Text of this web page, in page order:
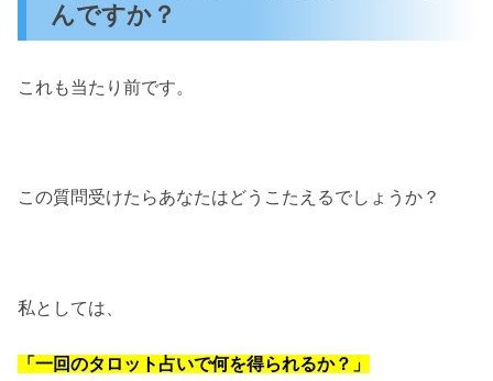
んですか？
これも当たり前です。
この質問受けたらあなたはどうこたえるでしょうか？
私としては、
「一回のタロット占いで何を得られるか？」